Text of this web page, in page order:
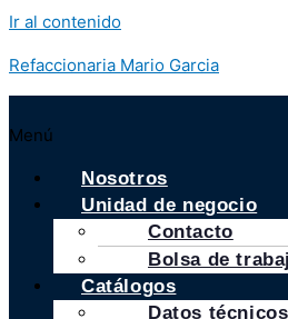
Ir al contenido
Refaccionaria Mario Garcia
Menú
Nosotros
Unidad de negocio
Contacto
Bolsa de
Catálogos
Datos técnicos